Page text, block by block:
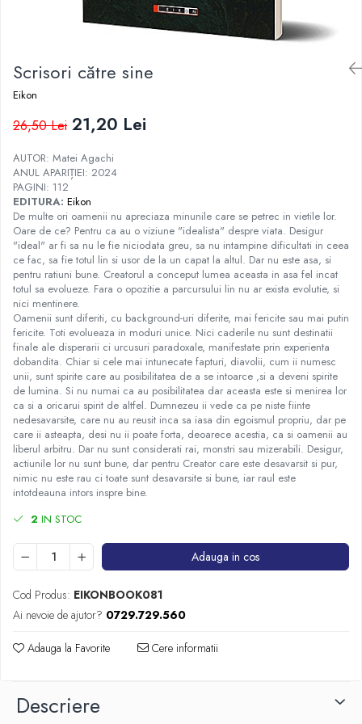
Jurnale/Memorii
Manuale scolare/Cursuri
Medicină
Politică/Geopolitică
Proză
Psihologie
Sociologie
Spiritualitate/Ezoterism
Sport
Stiinte/Educatie
Scrisori către sine
Eikon
26,50 Lei 21,20 Lei
AUTOR: Matei Agachi
ANUL APARIȚIEI: 2024
PAGINI: 112
EDITURA: Eikon
De multe ori oamenii nu apreciaza minunile care se petrec in vietile lor.
Oare de ce? Pentru ca au o viziune "idealista" despre viata. Desigur
"ideal" ar fi sa nu le fie niciodata greu, sa nu intampine dificultati in ceea
ce fac, sa fie totul lin si usor de la un capat la altul. Dar nu este asa, si
pentru ratiuni bune. Creatorul a conceput lumea aceasta in asa fel incat
totul sa evolueze. Fara o opozitie a parcursului lin nu ar exista evolutie, si
nici mentinere.
Oamenii sunt diferiti, cu background-uri diferite, mai fericite sau mai putin
fericite. Toti evolueaza in moduri unice. Nici caderile nu sunt destinatii
finale ale disperarii ci urcusuri paradoxale, manifestate prin experienta
dobandita. Chiar si cele mai intunecate fapturi, diavolii, cum ii numesc
unii, sunt spirite care au posibilitatea de a se intoarce ,si a deveni spirite
de lumina. Si nu numai ca au posibilitatea dar aceasta este si menirea lor
ca si a oricarui spirit de altfel. Dumnezeu ii vede ca pe niste fiinte
nedesavarsite, care nu au reusit inca sa iasa din egoismul propriu, dar pe
care ii asteapta, desi nu ii poate forta, deoarece acestia, ca si oamenii au
liberul arbitru. Dar nu sunt considerati rai, monstri sau mizerabili. Desigur,
actiunile lor nu sunt bune, dar pentru Creator care este desavarsit si pur,
nimic nu este rau ci toate sunt desavarsite si bune, iar raul este
intotdeauna intors inspre bine.
2 IN STOC
Adauga in cos
Cod Produs: EIKONBOOK081
Ai nevoie de ajutor? 0729.729.560
Adauga la Favorite Cere informatii
Descriere